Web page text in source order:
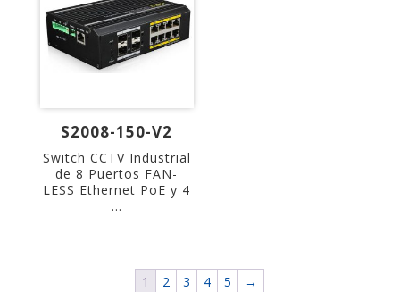
S2008-150-V2
Switch CCTV Industrial
de 8 Puertos FAN-
LESS Ethernet PoE y 4
...
1 2 3 4 5 →